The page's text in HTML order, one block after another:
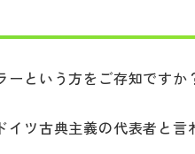
という方をご存知ですか
ツ古典主義の代表者と言